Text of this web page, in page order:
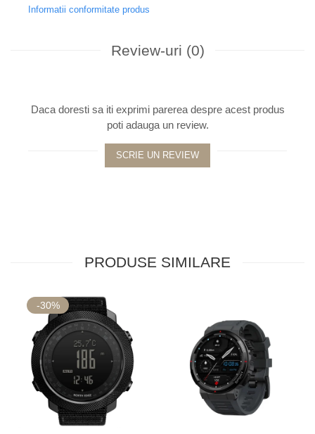
Informatii conformitate produs
Review-uri (0)
Daca doresti sa iti exprimi parerea despre acest produs
poti adauga un review.
SCRIE UN REVIEW
PRODUSE SIMILARE
-30%